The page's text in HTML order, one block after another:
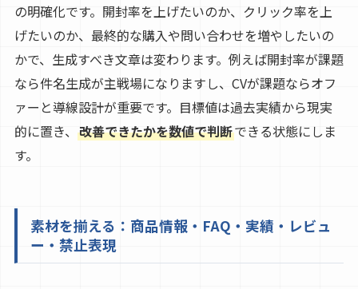
の明確化です。開封率を上げたいのか、クリック率を上
げたいのか、最終的な購入や問い合わせを増やしたいの
かで、生成すべき文章は変わります。例えば開封率が課題
なら件名生成が主戦場になりますし、CVが課題ならオフ
ァーと導線設計が重要です。目標値は過去実績から現実
的に置き、 改善できたかを数値で判断できる状態にしま
す。
素材を揃える：商品情報・FAQ・実績・レビュ
ー・禁止表現